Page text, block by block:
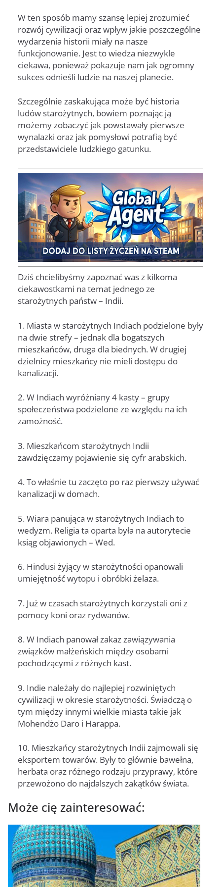
W ten sposób mamy szansę lepiej zrozumieć
rozwój cywilizacji oraz wpływ jakie poszczególne
wydarzenia historii miały na nasze
funkcjonowanie. Jest to wiedza niezwykle
ciekawa, ponieważ pokazuje nam jak ogromny
sukces odnieśli ludzie na naszej planecie.
Szczególnie zaskakująca może być historia
ludów starożytnych, bowiem poznając ją
możemy zobaczyć jak powstawały pierwsze
wynalazki oraz jak pomysłowi potrafią być
przedstawiciele ludzkiego gatunku.
Dziś chcielibyśmy zapoznać was z kilkoma
ciekawostkami na temat jednego ze
starożytnych państw – Indii.
1. Miasta w starożytnych Indiach podzielone były
na dwie strefy – jednak dla bogatszych
mieszkańców, druga dla biednych. W drugiej
dzielnicy mieszkańcy nie mieli dostępu do
kanalizacji.
2. W Indiach wyróżniany 4 kasty – grupy
społeczeństwa podzielone ze względu na ich
zamożność.
3. Mieszkańcom starożytnych Indii
zawdzięczamy pojawienie się cyfr arabskich.
4. To właśnie tu zaczęto po raz pierwszy używać
kanalizacji w domach.
5. Wiara panująca w starożytnych Indiach to
wedyzm. Religia ta oparta była na autorytecie
ksiąg objawionych – Wed.
6. Hindusi żyjący w starożytności opanowali
umiejętność wytopu i obróbki żelaza.
7. Już w czasach starożytnych korzystali oni z
pomocy koni oraz rydwanów.
8. W Indiach panował zakaz zawiązywania
związków małżeńskich między osobami
pochodzącymi z różnych kast.
9. Indie należały do najlepiej rozwiniętych
cywilizacji w okresie starożytności. Świadczą o
tym między innymi wielkie miasta takie jak
Mohendżo Daro i Harappa.
10. Mieszkańcy starożytnych Indii zajmowali się
eksportem towarów. Były to głównie bawełna,
herbata oraz różnego rodzaju przyprawy, które
przewożono do najdalszych zakątków świata.
Może cię zainteresować: